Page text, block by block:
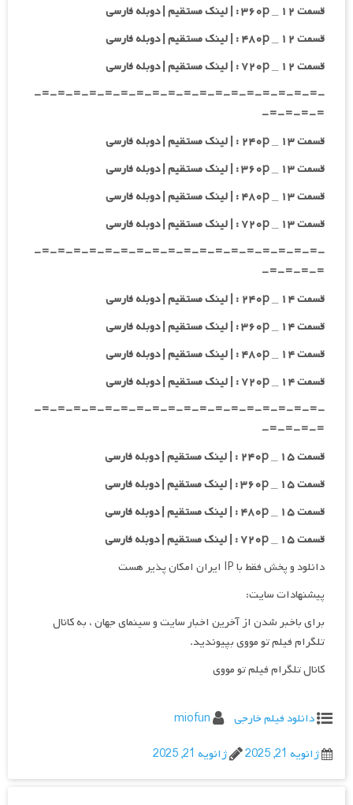
قسمت ۱۲ _ ۳۶۰p : | لینک مستقیم | دوبله فارسی
قسمت ۱۲ _ ۴۸۰p : | لینک مستقیم | دوبله فارسی
قسمت ۱۲ _ ۷۲۰p : | لینک مستقیم | دوبله فارسی
-=-=-=-=-=-=-=-=-=-=-=-=-=-=-=-=-=-=-
=-=-=-=-
قسمت ۱۳ _ ۲۴۰p : | لینک مستقیم | دوبله فارسی
قسمت ۱۳ _ ۳۶۰p : | لینک مستقیم | دوبله فارسی
قسمت ۱۳ _ ۴۸۰p : | لینک مستقیم | دوبله فارسی
قسمت ۱۳ _ ۷۲۰p : | لینک مستقیم | دوبله فارسی
-=-=-=-=-=-=-=-=-=-=-=-=-=-=-=-=-=-=-
=-=-=-=-
قسمت ۱۴ _ ۲۴۰p : | لینک مستقیم | دوبله فارسی
قسمت ۱۴ _ ۳۶۰p : | لینک مستقیم | دوبله فارسی
قسمت ۱۴ _ ۴۸۰p : | لینک مستقیم | دوبله فارسی
قسمت ۱۴ _ ۷۲۰p : | لینک مستقیم | دوبله فارسی
-=-=-=-=-=-=-=-=-=-=-=-=-=-=-=-=-=-=-
=-=-=-=-
قسمت ۱۵ _ ۲۴۰p : | لینک مستقیم | دوبله فارسی
قسمت ۱۵ _ ۳۶۰p : | لینک مستقیم | دوبله فارسی
قسمت ۱۵ _ ۴۸۰p : | لینک مستقیم | دوبله فارسی
قسمت ۱۵ _ ۷۲۰p : | لینک مستقیم | دوبله فارسی
دانلود و پخش فقط با IP ایران امکان پذیر هست
پیشنهادات سایت:
برای باخبر شدن از آخرین اخبار سایت و سینمای جهان ، به کانال
تلگرام فیلم تو مووی بپیوندید.
کانال تلگرام فیلم تو مووی
دانلود فیلم خارجی
miofun
ژانویه 21, 2025
ژانویه 21, 2025